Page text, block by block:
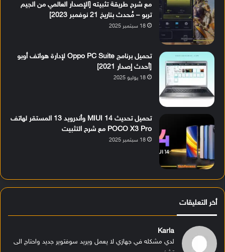
مع شرح طريقة تثبيته [الإصدار العالمي من الجيم
تربو – مُحدث بتاريخ 21 نوفمبر 2023]
18 سبتمبر 2025
تحميل برنامج Oppo PC Suite لإدارة هواتف أوبو
[أحدث إصدار 2021]
18 يوليو 2025
تحميل تحديث MIUI 14 وأندرويد 13 المستقر لهاتف
POCO X3 Pro مع شرح التثبيت
18 سبتمبر 2025
أخر التعليقات
Karla
لدي مشكله في جهازي لا يعمل ويريد سوفتوير جديد واحتاج الى